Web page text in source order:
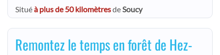
Situéà plus de 50 kilomètresdeSoucy
Remontez le temps en forêt de Hez-